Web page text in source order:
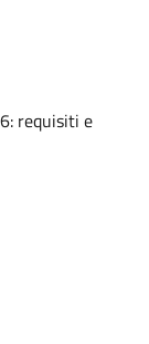
requisiti e